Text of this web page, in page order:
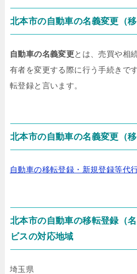
北本市の自動車の名義変更（
自動車の名義変更とは、売買や相
有者を変更する際に行う手続きで
転登録と言います。
北本市の自動車の名義変更（
自動車の移転登録・新規登録等代
北本市の自動車の移転登録（
ビスの対応地域
埼玉県